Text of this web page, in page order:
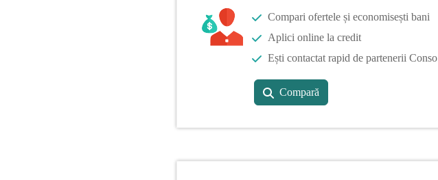
Compari ofertele și economisești bani
Aplici online la credit
Ești contactat rapid de partenerii Conso
Compară